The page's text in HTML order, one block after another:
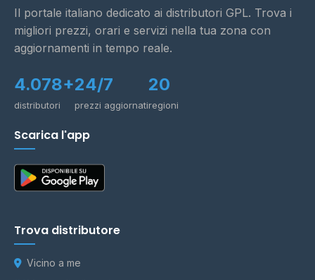
Il portale italiano dedicato ai distributori GPL. Trova i
migliori prezzi, orari e servizi nella tua zona con
aggiornamenti in tempo reale.
4.078+
distributori
24/7
prezzi aggiornati
20
regioni
Scarica l'app
Trova distributore
Vicino a me